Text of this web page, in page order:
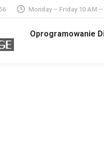
Monday – Friday 10 AM
Oprogramowanie